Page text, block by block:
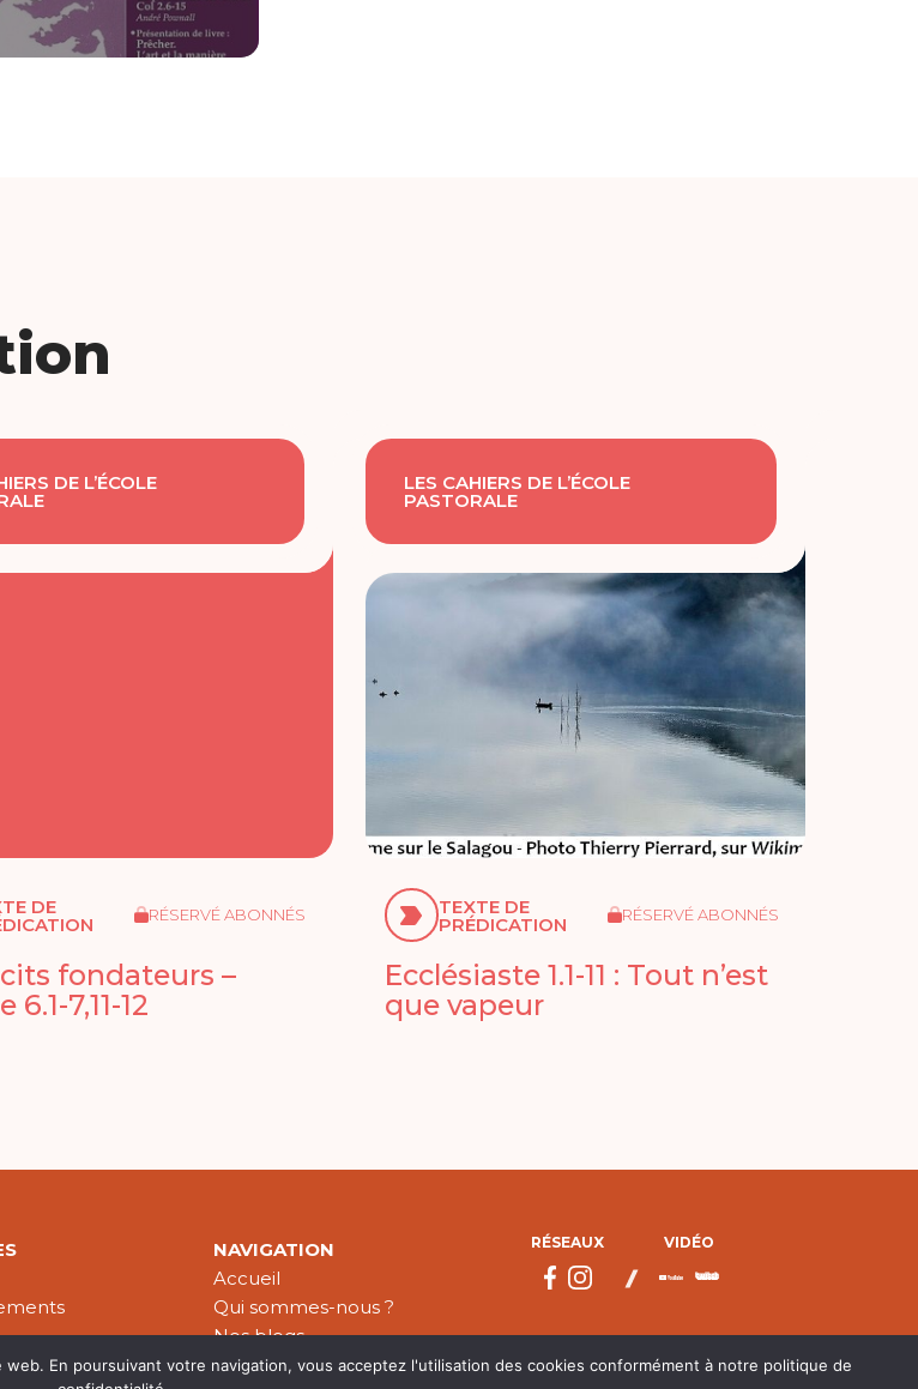
DE L’ÉCOLE
DE RÉSERVÉ ABONNÉS
fondateurs –
6.1-7,11-12
LES CAHIERS DE L’ÉCOLE
PASTORALE
TEXTE DE
PRÉDICATION RÉSERVÉ ABONNÉS
Ecclésiaste 1.1-11 : Tout n’est
que vapeur
NAVIGATION
Accueil
Qui sommes-nous ?
Nos blogs
Nos publications
RÉSEAUX VIDÉO
En poursuivant votre navigation, vous acceptez l'utilisation des cookies conformément à notre politique de